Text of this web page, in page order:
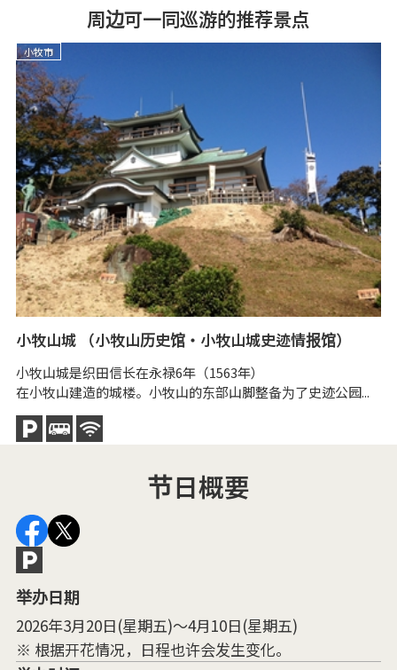
周边可一同巡游的推荐景点
小牧市
小牧山城 （小牧山历史馆・小牧山城史迹情报馆）
小牧山城是织田信长在永禄6年（1563年）
在小牧山建造的城楼。小牧山的东部山脚整备为了史迹公园...
节日概要
举办日期
2026年3月20日(星期五)～4月10日(星期五)
※ 根据开花情况，日程也许会发生变化。